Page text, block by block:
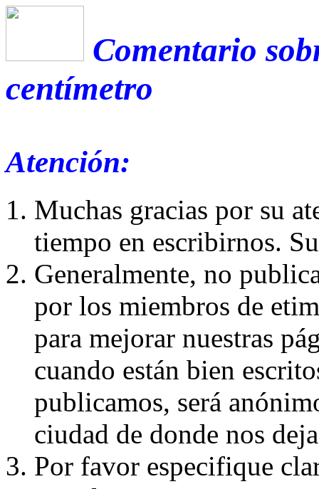
Comentario
centímetro
Atención:
Muchas gracias por su
tiempo en escribirnos.
Generalmente, no
por los miembros de
para mejorar nuestras
cuando están bien
publicamos, será
ciudad de donde nos
Por favor especifique